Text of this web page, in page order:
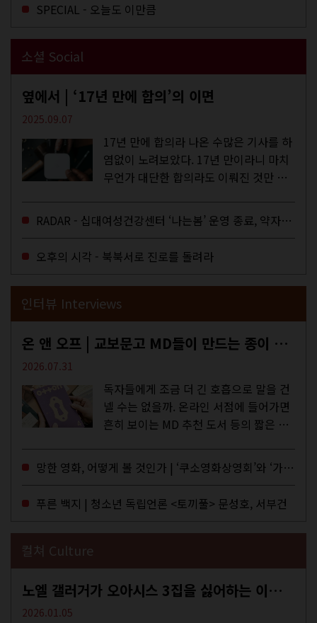
SPECIAL - 오늘도 이만큼
소셜 Social
옆에서 | ‘17년 만에 합의’의 이면
2025.09.07
17년 만에 합의라 나온 수많은 기사를 하
염없이 노려보았다. 17년 만이라니 마치
무언가 대단한 합의라도 이뤄진 것만 같
을 결정하는 심의기구인 최저임금위원회
에 대한 소식을 전하는 기사였는데,...
RADAR - 십대여성건강센터 ‘나는봄’ 운영 종료, 약자로부터 멀어지는 도시
오후의 시각 - 북북서로 진로를 돌려라
인터뷰 Interviews
온 앤 오프 | 교보문고 MD들이 만드는 종이 잡지 <어떤>
2026.07.31
독자들에게 조금 더 긴 호흡으로 말을 건
넬 수는 없을까. 온라인 서점에 들어가면
흔히 보이는 MD 추천 도서 등의 짧은 문
MD들의 고민 끝에 세상 밖으로 나온 종
이 잡지 어떤(otton). 지난해 12월...
망한 영화, 어떻게 볼 것인가 | ‘쿠소영화상영회’와 ‘가자미’의 이야기
푸른 백지 | 청소년 독립언론 <토끼풀> 문성호, 서부건
컬쳐 Culture
노엘 갤러거가 오아시스 3집을 싫어하는 이유 | DEFINITELY MAYBE, AGAIN
2026.01.05